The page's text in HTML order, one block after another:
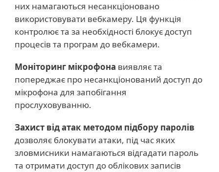
них намагаються несанкціоновано
використовувати вебкамеру. Ця функція
контролює та за необхідності блокує доступ
процесів та програм до вебкамери.
Моніторинг мікрофона виявляє та
попереджає про несанкціонований доступ до
мікрофона для запобігання
прослуховуванню.
Захист від атак методом підбору паролів
дозволяє блокувати атаки, під час яких
зловмисники намагаються відгадати пароль
та отримати доступ до облікових записів